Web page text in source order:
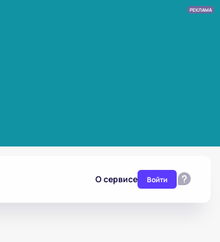
РЕКЛАМА
О сервисе Войти